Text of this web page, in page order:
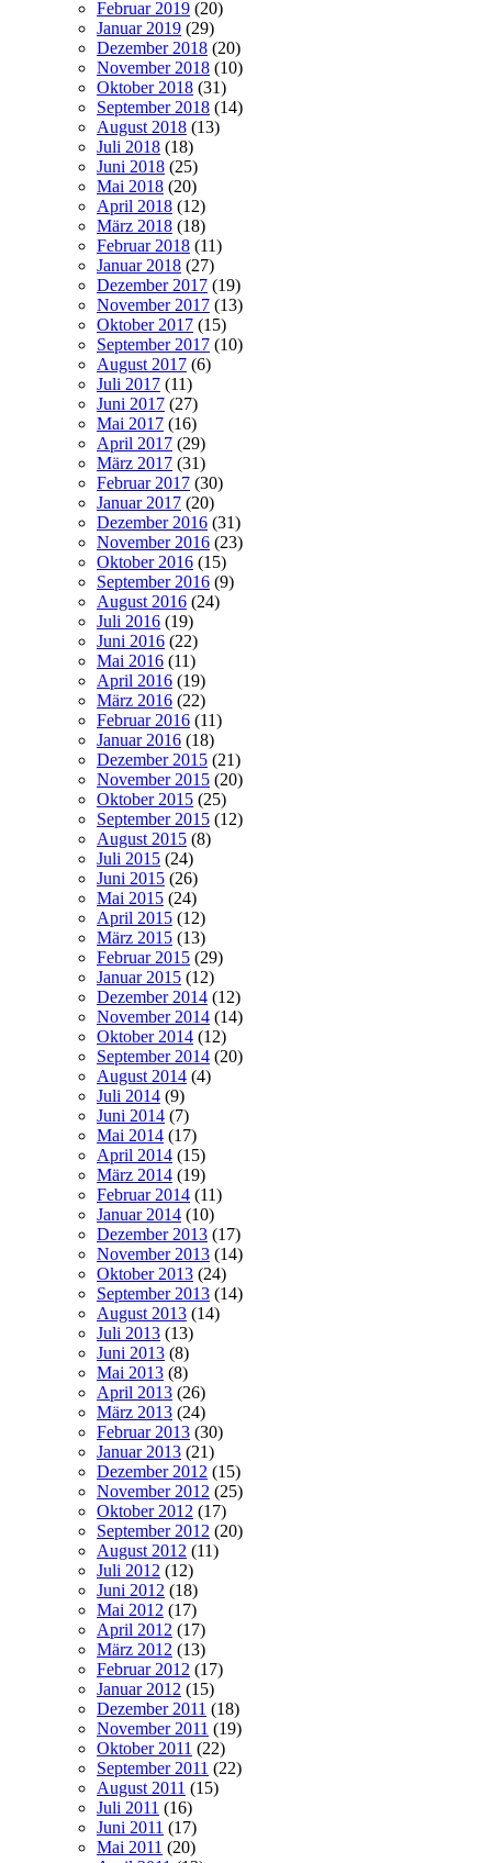
Februar 2019 (20)
Januar 2019 (29)
Dezember 2018 (20)
November 2018 (10)
Oktober 2018 (31)
September 2018 (14)
August 2018 (13)
Juli 2018 (18)
Juni 2018 (25)
Mai 2018 (20)
April 2018 (12)
März 2018 (18)
Februar 2018 (11)
Januar 2018 (27)
Dezember 2017 (19)
November 2017 (13)
Oktober 2017 (15)
September 2017 (10)
August 2017 (6)
Juli 2017 (11)
Juni 2017 (27)
Mai 2017 (16)
April 2017 (29)
März 2017 (31)
Februar 2017 (30)
Januar 2017 (20)
Dezember 2016 (31)
November 2016 (23)
Oktober 2016 (15)
September 2016 (9)
August 2016 (24)
Juli 2016 (19)
Juni 2016 (22)
Mai 2016 (11)
April 2016 (19)
März 2016 (22)
Februar 2016 (11)
Januar 2016 (18)
Dezember 2015 (21)
November 2015 (20)
Oktober 2015 (25)
September 2015 (12)
August 2015 (8)
Juli 2015 (24)
Juni 2015 (26)
Mai 2015 (24)
April 2015 (12)
März 2015 (13)
Februar 2015 (29)
Januar 2015 (12)
Dezember 2014 (12)
November 2014 (14)
Oktober 2014 (12)
September 2014 (20)
August 2014 (4)
Juli 2014 (9)
Juni 2014 (7)
Mai 2014 (17)
April 2014 (15)
März 2014 (19)
Februar 2014 (11)
Januar 2014 (10)
Dezember 2013 (17)
November 2013 (14)
Oktober 2013 (24)
September 2013 (14)
August 2013 (14)
Juli 2013 (13)
Juni 2013 (8)
Mai 2013 (8)
April 2013 (26)
März 2013 (24)
Februar 2013 (30)
Januar 2013 (21)
Dezember 2012 (15)
November 2012 (25)
Oktober 2012 (17)
September 2012 (20)
August 2012 (11)
Juli 2012 (12)
Juni 2012 (18)
Mai 2012 (17)
April 2012 (17)
März 2012 (13)
Februar 2012 (17)
Januar 2012 (15)
Dezember 2011 (18)
November 2011 (19)
Oktober 2011 (22)
September 2011 (22)
August 2011 (15)
Juli 2011 (16)
Juni 2011 (17)
Mai 2011 (20)